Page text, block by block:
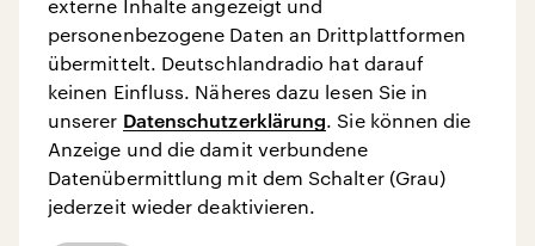
externe Inhalte angezeigt und
personenbezogene Daten an Drittplattformen
übermittelt. Deutschlandradio hat darauf
keinen Einfluss. Näheres dazu lesen Sie in
unserer Datenschutzerklärung. Sie können die
Anzeige und die damit verbundene
Datenübermittlung mit dem Schalter (Grau)
jederzeit wieder deaktivieren.